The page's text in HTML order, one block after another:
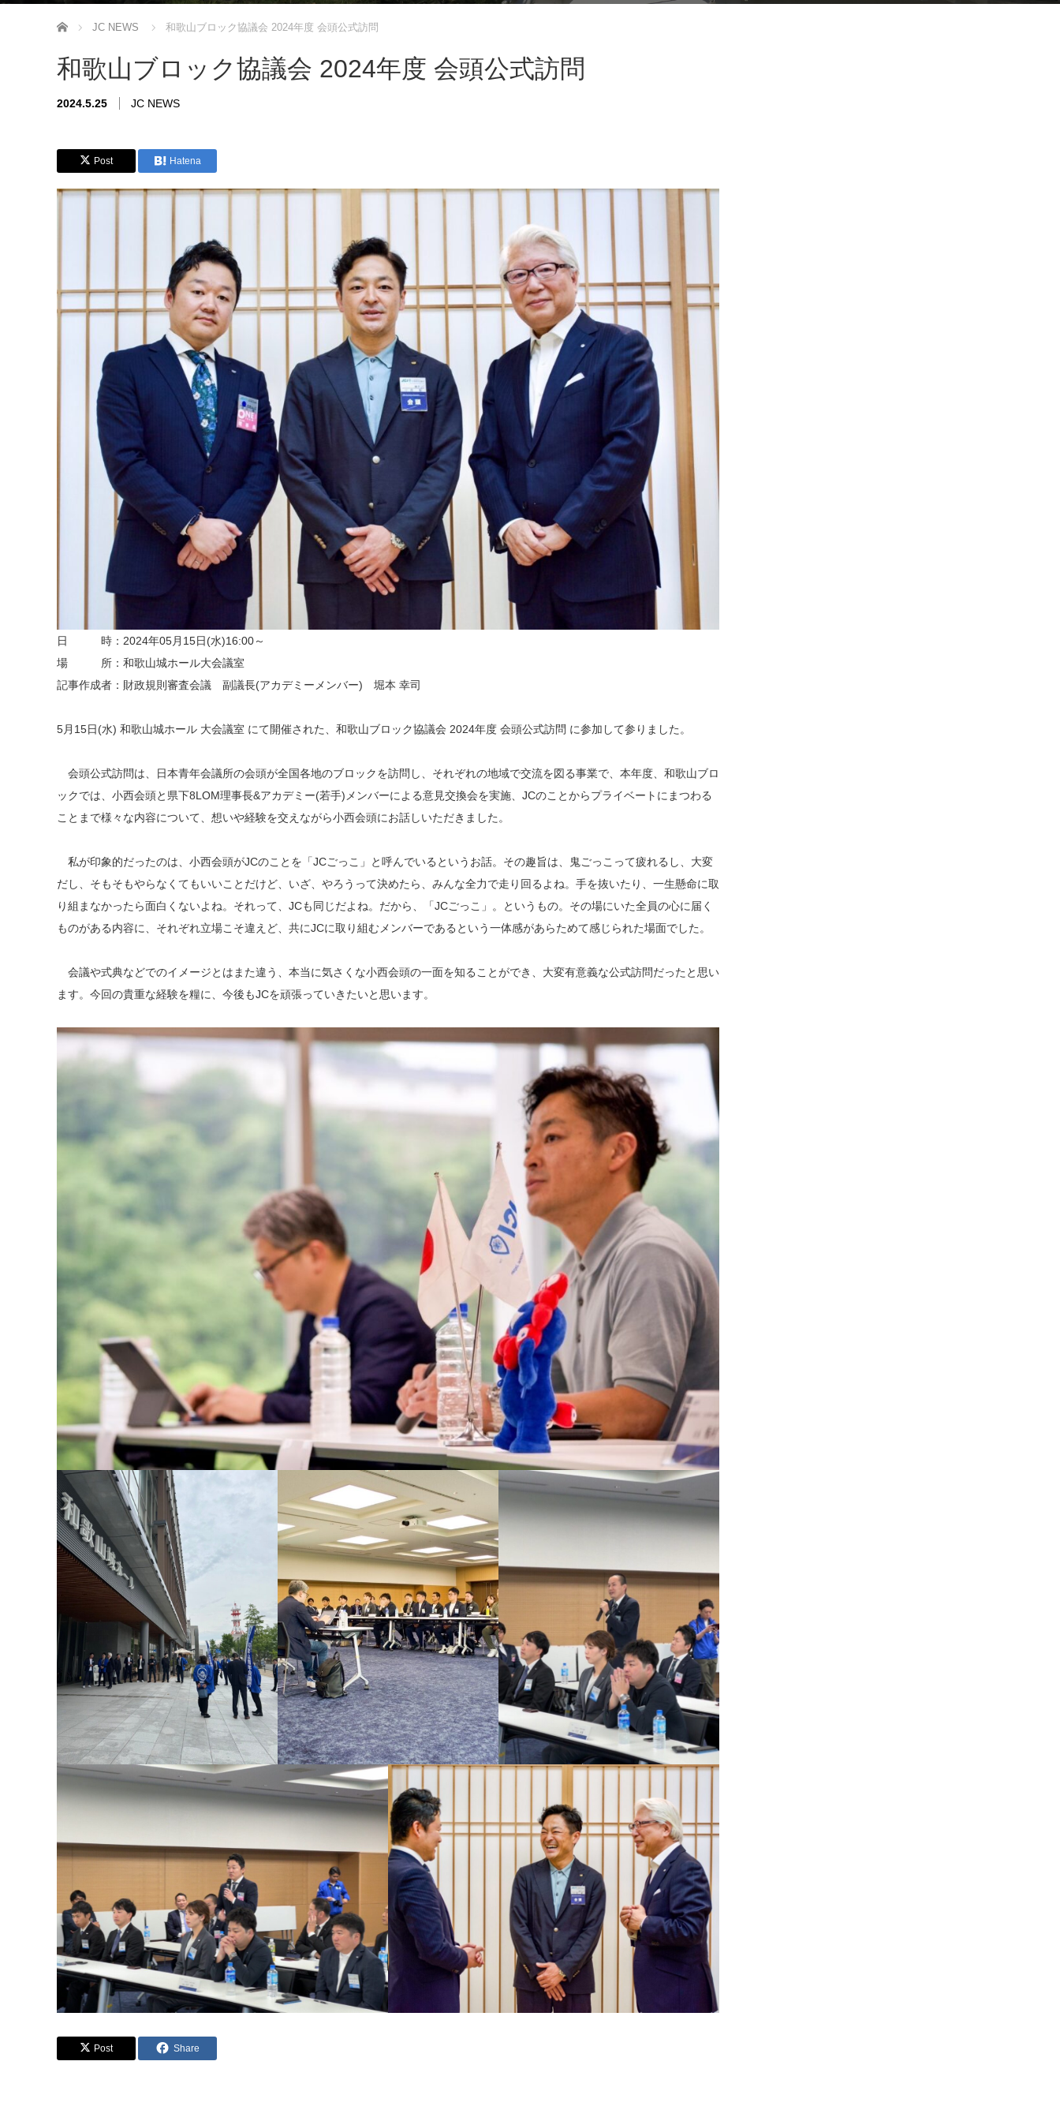
ホーム JC NEWS 和歌山ブロック協議会 2024年度 会頭公式訪問
和歌山ブロック協議会 2024年度 会頭公式訪問
2024.5.25 JC NEWS
Post Hatena
日 時：2024年05月15日(水)16:00～
場 所：和歌山城ホール大会議室
記事作成者：財政規則審査会議 副議長(アカデミーメンバー) 堀本 幸司
5月15日(水) 和歌山城ホール 大会議室 にて開催された、和歌山ブロック協議会 2024年度 会頭公式訪問 に参加して参りました。
会頭公式訪問は、日本青年会議所の会頭が全国各地のブロックを訪問し、それぞれの地域で交流を図る事業で、本年度、和歌山ブロ
ックでは、小西会頭と県下8LOM理事長&アカデミー(若手)メンバーによる意見交換会を実施、JCのことからプライベートにまつわる
ことまで様々な内容について、想いや経験を交えながら小西会頭にお話しいただきました。
私が印象的だったのは、小西会頭がJCのことを「JCごっこ」と呼んでいるというお話。その趣旨は、鬼ごっこって疲れるし、大変
だし、そもそもやらなくてもいいことだけど、いざ、やろうって決めたら、みんな全力で走り回るよね。手を抜いたり、一生懸命に取
り組まなかったら面白くないよね。それって、JCも同じだよね。だから、「JCごっこ」。というもの。その場にいた全員の心に届く
ものがある内容に、それぞれ立場こそ違えど、共にJCに取り組むメンバーであるという一体感があらためて感じられた場面でした。
会議や式典などでのイメージとはまた違う、本当に気さくな小西会頭の一面を知ることができ、大変有意義な公式訪問だったと思い
ます。今回の貴重な経験を糧に、今後もJCを頑張っていきたいと思います。
Post Share